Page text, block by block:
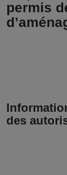
permis
des